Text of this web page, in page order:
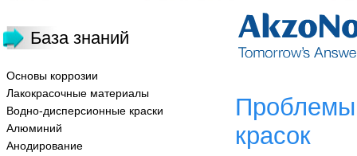
База знаний
Основы коррозии
Лакокрасочные материалы
Водно-дисперсионные краски
Алюминий
Анодирование
красок